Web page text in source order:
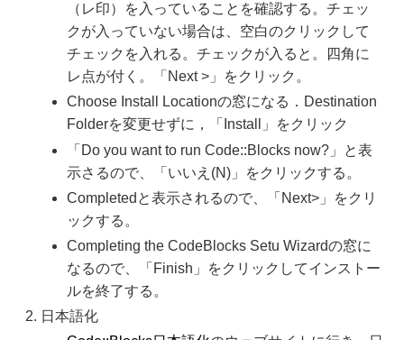
（レ印）を入っていることを確認する。チェッ
クが入っていない場合は、空白のクリックして
チェックを入れる。チェックが入ると。四角に
レ点が付く。「Next >」をクリック。
Choose Install Locationの窓になる．Destination
Folderを変更せずに，「Install」をクリック
「Do you want to run Code::Blocks now?」と表
示さるので、「いいえ(N)」をクリックする。
Completedと表示されるので、「Next>」をクリ
ックする。
Completing the CodeBlocks Setu Wizardの窓に
なるので、「Finish」をクリックしてインストー
ルを終了する。
日本語化